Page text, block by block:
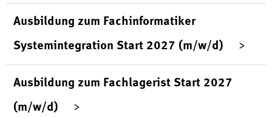
Ausbildung zum Fachinformatiker
Systemintegration Start 2027 (m/w/d)
Ausbildung zum Fachlagerist Start 2027
(m/w/d)